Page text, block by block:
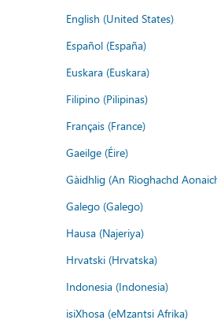
English (United States)
Español (España)
Euskara (Euskara)
Filipino (Pilipinas)
Français (France)
Gaeilge (Éire)
Gàidhlig (An Rìoghachd
Galego (Galego)
Hausa (Najeriya)
Hrvatski (Hrvatska)
Indonesia (Indonesia)
isiXhosa (eMzantsi Afrika)